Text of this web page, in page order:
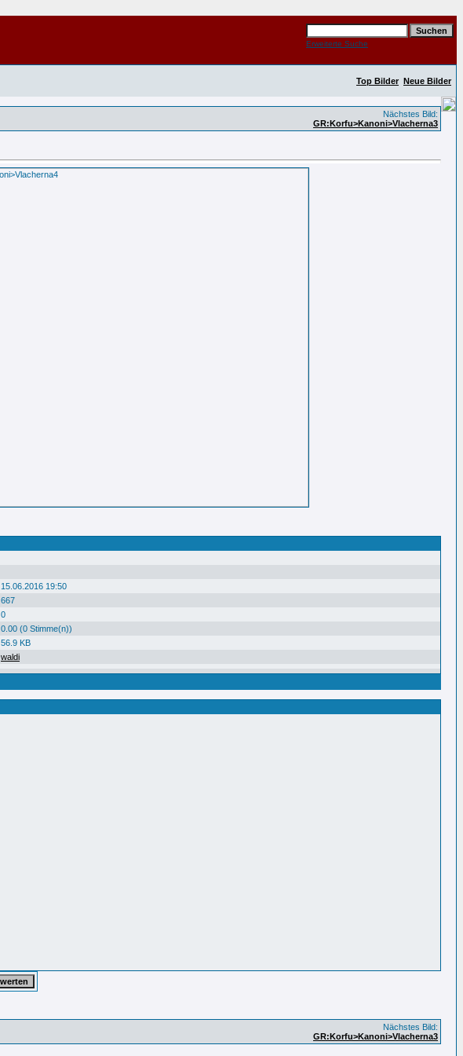
Erweiterte Suche
Top Bilder Neue Bilder
Nächstes Bild:
GR:Korfu>Kanoni>Vlacherna3
15.06.2016 19:50
667
0
0.00 (0 Stimme(n))
56.9 KB
waldi
Nächstes Bild:
GR:Korfu>Kanoni>Vlacherna3